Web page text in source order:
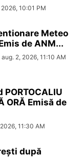
10:01 PM
Meteo
de ANM...
aug. 2, 2026, 11:10 AM
PORTOCALIU
ORĂ Emisă de
11:30 AM
după